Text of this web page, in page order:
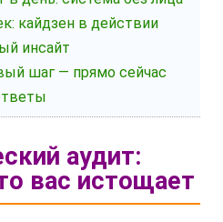
кайдзен в действии
инсайт
шаг — прямо сейчас
аудит:
вас истощает